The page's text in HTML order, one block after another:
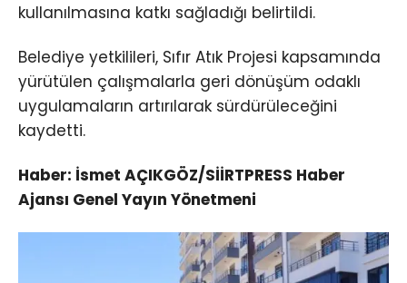
kullanılmasına katkı sağladığı belirtildi.
Belediye yetkilileri, Sıfır Atık Projesi kapsamında
yürütülen çalışmalarla geri dönüşüm odaklı
uygulamaların artırılarak sürdürüleceğini
kaydetti.
Haber: İsmet AÇIKGÖZ/SİİRTPRESS Haber
Ajansı Genel Yayın Yönetmeni